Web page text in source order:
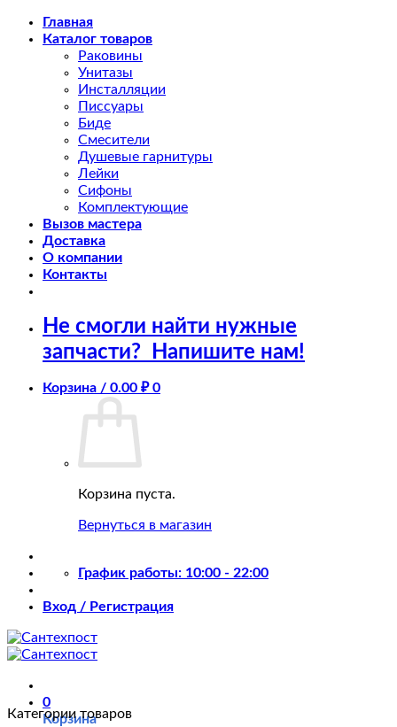
Skip
Главная
Каталог товаров
Раковины
Унитазы
Инсталляции
Писсуары
Биде
Смесители
Душевые гарнитуры
Лейки
Сифоны
Комплектующие
Вызов мастера
Доставка
О компании
Контакты
Не смогли найти нужные
запчасти?
Напишите нам!
Корзина / 0.00 ₽ 0
Корзина пуста.
Вернуться в магазин
График работы: 10:00 - 22:00
Вход / Регистрация
0
Корзина
Категории товаров